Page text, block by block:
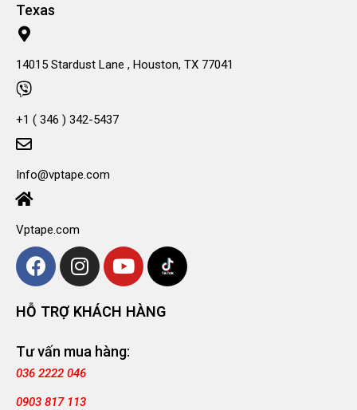
Texas
14015 Stardust Lane , Houston, TX 77041
+1 ( 346 ) 342-5437
Info@vptape.com
Vptape.com
HỖ TRỢ KHÁCH HÀNG
Tư vấn mua hàng:
036 2222 046
0903 817 113